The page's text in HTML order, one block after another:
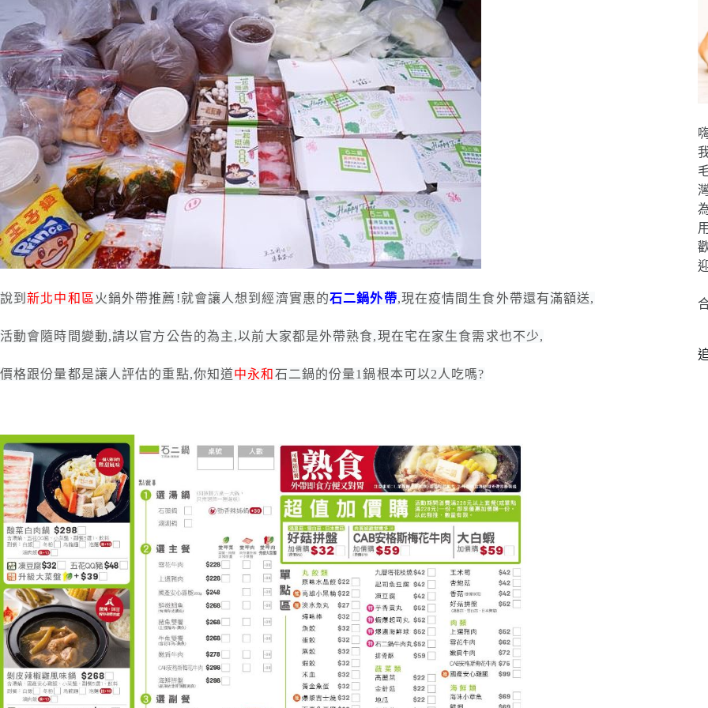
說到新北中和區 火鍋外帶推薦!就會讓人想到經濟實惠的石二鍋外帶,現在疫情間生食外帶還有滿額送,
活動會隨時間變動,請以官方公告的為主,以前大家都是外帶熟食,現在宅在家生食需求也不少,
價格跟份量都是讓人評估的重點,你知道中永和 石二鍋的份量1鍋根本可以2人吃嗎?